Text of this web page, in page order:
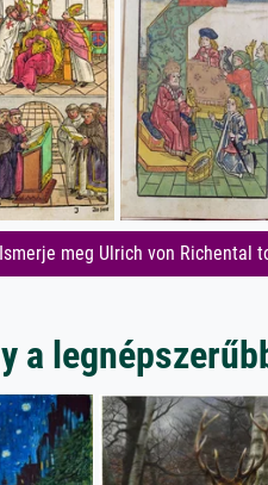
Ismerje meg Ulrich von Richental
a